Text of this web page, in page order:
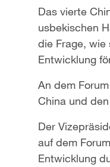
Das vierte
usbekischen
die Frage,
Entwicklung
An dem
China und
Der
auf dem
Entwicklung